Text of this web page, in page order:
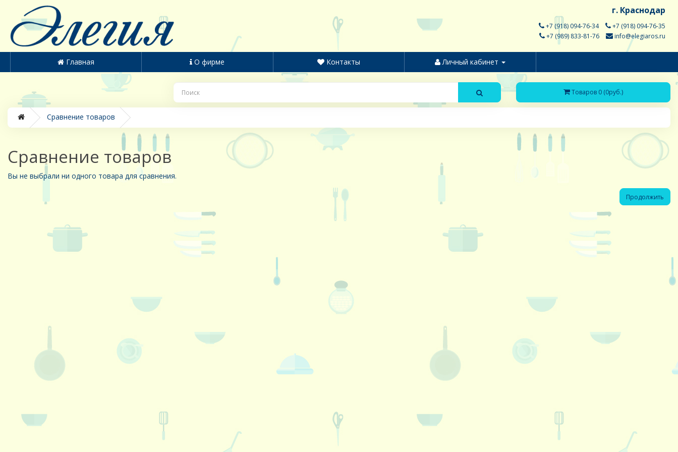
г. Краснодар
+7 (918) 094-76-34
+7 (918) 094-76-35
+7 (989) 833-81-76
info@elegiaros.ru
Главная О фирме Контакты Личный кабинет
Товаров 0 (0руб.)
Сравнение товаров
Сравнение товаров
Вы не выбрали ни одного товара для сравнения.
Продолжить